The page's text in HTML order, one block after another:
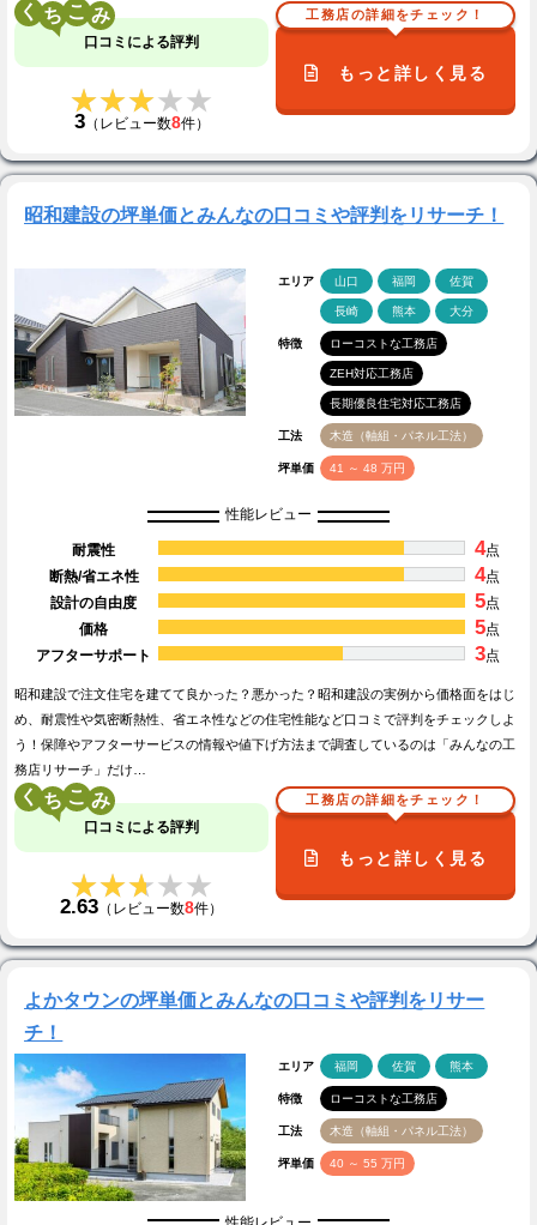
く こ
口コミによる評判
★★★★★
★★★★★
3（レビュー数8件）
工務店の詳細をチェック！
もっと詳しく見る
昭和建設の坪単価とみんなの口コミや評判をリサーチ！
エリア 山口 福岡 佐賀
長崎 熊本 大分
特徴 ローコストな工務店
ZEH対応工務店
長期優良住宅対応工務店
工法 木造（軸組・パネル工法）
坪単価 41 ～ 48 万円
性能レビュー
耐震性 4点
断熱/省エネ性
4点
設計の自由度
5点
価格
5点
アフターサポート
3点
昭和建設で注文住宅を建てて良かった？悪かった？昭和建設の実例から価格面をはじ
め、耐震性や気密断熱性、省エネ性などの住宅性能など口コミで評判をチェックしよ
う！保障やアフターサービスの情報や値下げ方法まで調査しているのは「みんなの工
務店リサーチ」だけ…
く こ
口コミによる評判
★★★★★
★★★★★
2.63 （レビュー数8件）
工務店の詳細をチェック！
もっと詳しく見る
よかタウンの坪単価とみんなの口コミや評判をリサー
チ！
エリア 福岡 佐賀 熊本
特徴 ローコストな工務店
工法 木造（軸組・パネル工法）
坪単価 40 ～ 55 万円